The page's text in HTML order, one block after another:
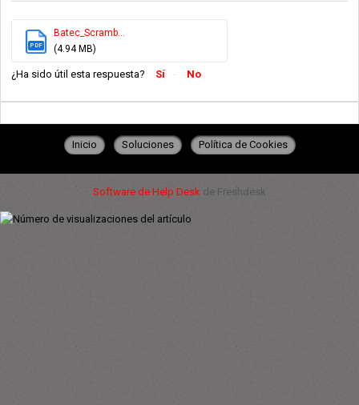
PDF
Batec_Scramb...
(4.94 MB)
¿Ha sido útil esta respuesta? Sí No
Inicio Soluciones Política de Cookies
Software de Help Desk de Freshdesk